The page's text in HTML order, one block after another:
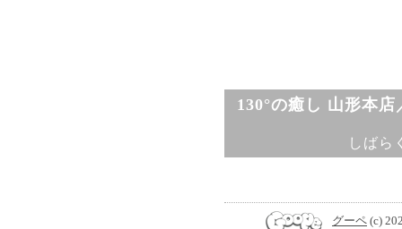
130°の癒し 山形本
しばら
グーペ (c)